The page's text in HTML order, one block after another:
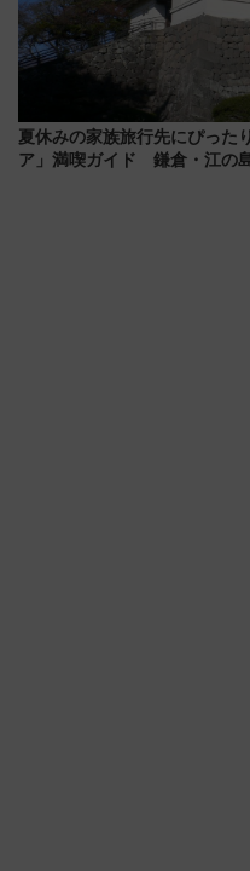
夏休みの家族旅行先にぴった
ア」満喫ガイド 鎌倉・江の